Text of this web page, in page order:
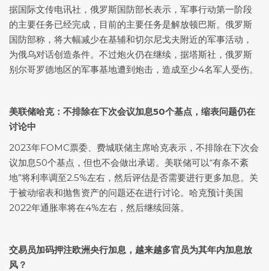
据国际文传电讯社，俄罗斯国防部长表示，军事行动第一阶段
的主要任务已经完成，目前的主要任务是解放顿巴斯。俄罗斯
国防部称，将大幅减少在基辅和切尔尼戈夫附近的军事活动，
为俄乌对话创造条件。不过炮火仍在继续，据塔斯社，俄罗斯
别尔哥罗德地区的军事基地遭到炮击，造成至少4名军人受伤。
美联储哈克：不排除在下次会议加息50个基点，缩表问题仍在
讨论中
2023年FOMC票委、费城联储主席哈克表示，不排除在下次会
议加息50个基点，但也不会做出承诺。美联储可以“有条不紊
地”将利率调至2.5%左右，然后评估是否需要进行更多加息。关
于被动缩表和抛售资产的问题还在进行讨论。哈克预计美国
2022年通胀率将在4%左右，然后继续回落。
交易员加码押注欧洲央行加息，越来越多官员为其年内加息放
风？